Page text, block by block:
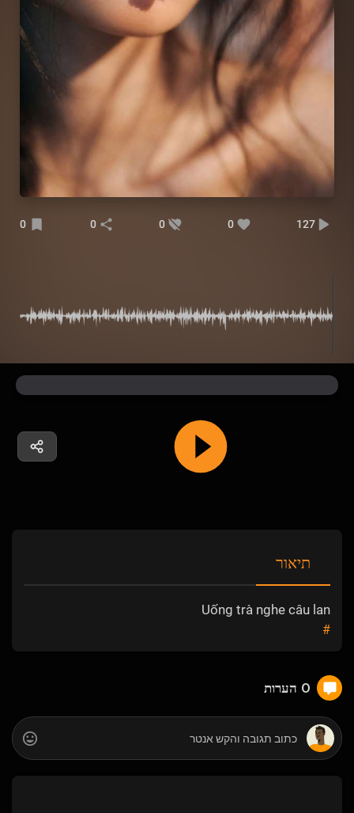
127
0
0
0
0
תיאור
Uống trà nghe câu lan
#
0 הערות